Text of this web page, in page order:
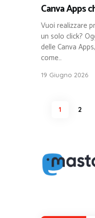
Canva Apps
Vuoi realizzare
un solo click?
delle Canva
come…
19 Giugno 2026
Paginazione
PAGE
1 PAGE
2